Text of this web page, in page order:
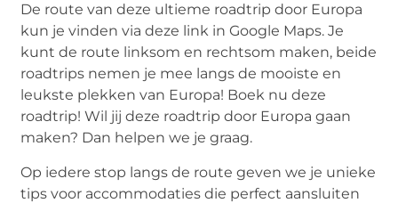
De route van deze ultieme roadtrip door Europa
kun je vinden via deze link in Google Maps. Je
kunt de route linksom en rechtsom maken, beide
roadtrips nemen je mee langs de mooiste en
leukste plekken van Europa! Boek nu deze
roadtrip! Wil jij deze roadtrip door Europa gaan
maken? Dan helpen we je graag.
Op iedere stop langs de route geven we je unieke
tips voor accommodaties die perfect aansluiten